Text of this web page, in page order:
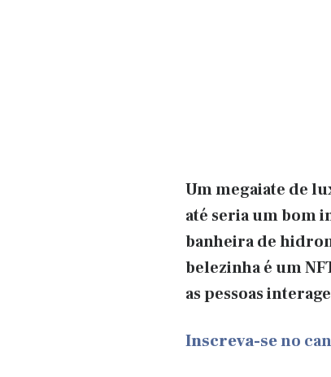
Um megaiate de
até seria um bom
banheira de
belezinha é um
as pessoas
Inscreva-seno